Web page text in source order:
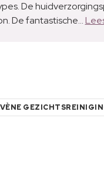
De
De fantastische...